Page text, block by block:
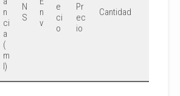
n
ci
a
(
m
l)
N
S
n
v
e
ci
o
Pr
ec
io
Cantidad